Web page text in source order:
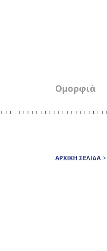
Ομορφιά
ΑΡΧΙΚΗ ΣΕΛΙΔΑ >